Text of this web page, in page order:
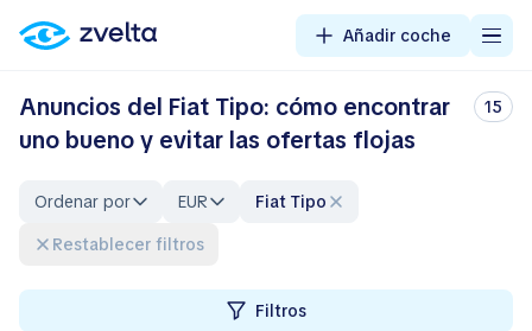
Añadir coche
Anuncios del Fiat Tipo: cómo encontrar
uno bueno y evitar las ofertas flojas
15
Ordenar por EUR
Fiat Tipo
Restablecer filtros
Filtros